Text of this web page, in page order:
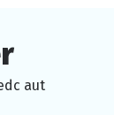
aut